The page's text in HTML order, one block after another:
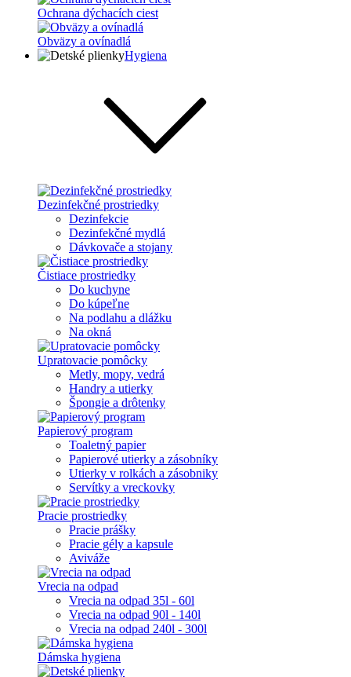
Ochrana dýchacích ciest
Obväzy a ovínadlá
Hygiena
Dezinfekčné prostriedky
Dezinfekcie
Dezinfekčné mydlá
Dávkovače a stojany
Čistiace prostriedky
Do kuchyne
Do kúpeľne
Na podlahu a dlážku
Na okná
Upratovacie pomôcky
Metly, mopy, vedrá
Handry a utierky
Špongie a drôtenky
Papierový program
Toaletný papier
Papierové utierky a zásobníky
Utierky v rolkách a zásobniky
Servítky a vreckovky
Pracie prostriedky
Pracie prášky
Pracie gély a kapsule
Aviváže
Vrecia na odpad
Vrecia na odpad 35l - 60l
Vrecia na odpad 90l - 140l
Vrecia na odpad 240l - 300l
Dámska hygiena